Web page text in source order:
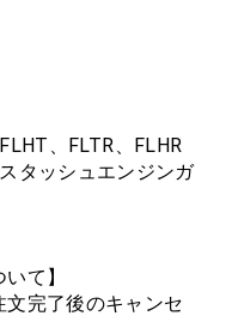
、FLTR、FLHR
タッシュエンジンガ
て】
完了後のキャンセ